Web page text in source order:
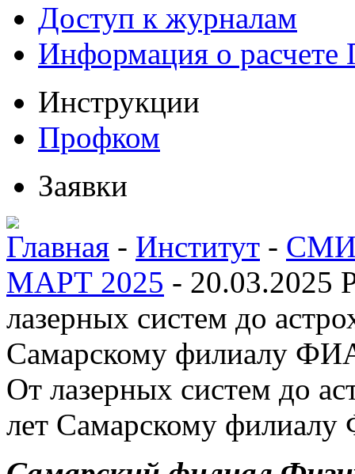
Доступ к журналам
Информация о
Инструкции
Профком
Заявки
Главная - Институт - СМИ
МАРТ 2025 - 20.03.2025
лазерных систем до
Самарскому филиалу
От лазерных систем до
лет Самарскому